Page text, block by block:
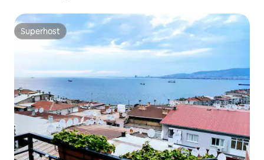
Superhost
Superhost